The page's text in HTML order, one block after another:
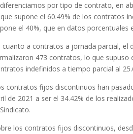
por tipo de contrato, en
supone el 60.49% de los contratos
el 40%, que en datos porcentuales
cuanto a contratos a jornada parcial, el
473 contratos, lo que supuso
indefinidos a tiempo parcial al
contratos fijos discontinuos han
de 2021 a ser el 34.42% de los
los contratos fijos discontinuos,